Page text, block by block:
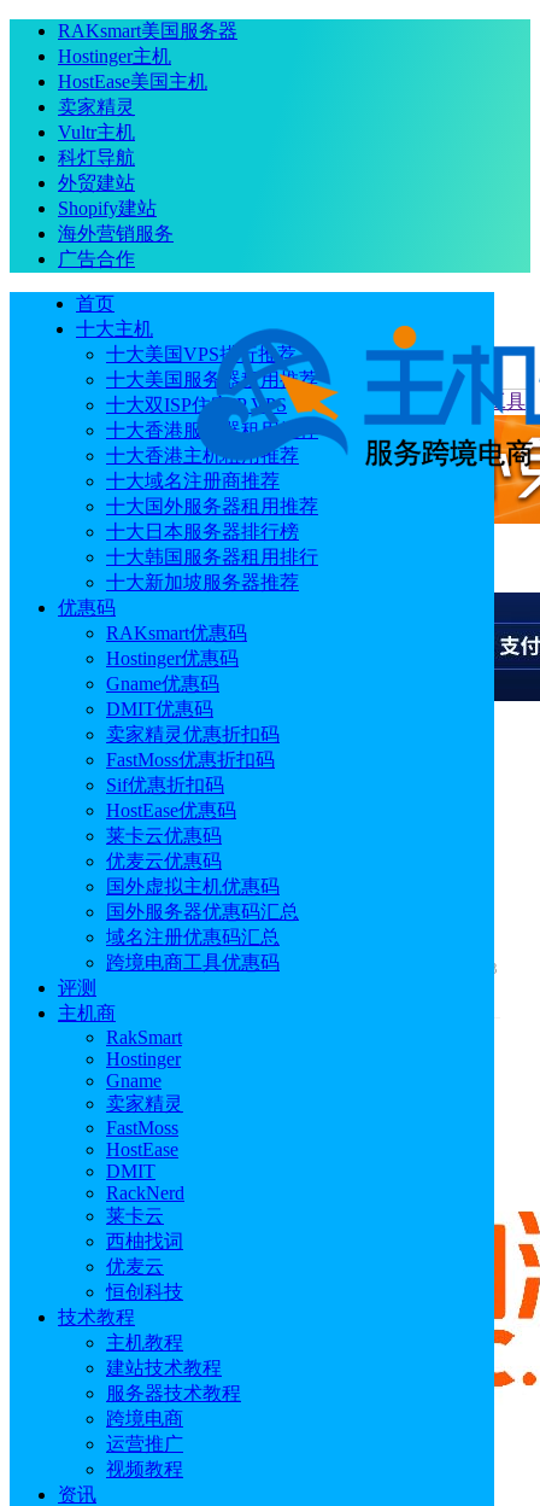
RAKsmart美国服务器
Hostinger主机
HostEase美国主机
卖家精灵
Vultr主机
科灯导航
外贸建站
Shopify建站
海外营销服务
广告合作
首页
十大主机
十大美国VPS排行推荐
十大美国服务器租用推荐
十大双ISP住宅IP VPS
十大香港服务器租用推荐
十大香港主机租用推荐
十大域名注册商推荐
十大国外服务器租用推荐
十大日本服务器排行榜
十大韩国服务器租用排行
十大新加坡服务器推荐
优惠码
RAKsmart优惠码
Hostinger优惠码
Gname优惠码
DMIT优惠码
卖家精灵优惠折扣码
FastMoss优惠折扣码
Sif优惠折扣码
HostEase优惠码
莱卡云优惠码
优麦云优惠码
国外虚拟主机优惠码
国外服务器优惠码汇总
域名注册优惠码汇总
跨境电商工具优惠码
评测
主机商
RakSmart
Hostinger
Gname
卖家精灵
FastMoss
HostEase
DMIT
RackNerd
莱卡云
西柚找词
优麦云
恒创科技
技术教程
主机教程
建站技术教程
服务器技术教程
跨境电商
运营推广
视频教程
资讯
当前位置：首页 专题 西柚洞察：亚马逊精细化运营必备工具
西柚洞察：亚马逊精细化
运营必备工具
作者: Alisa 发布时间: 2025.08.22 18:00:59
更新于: 2026.07.13